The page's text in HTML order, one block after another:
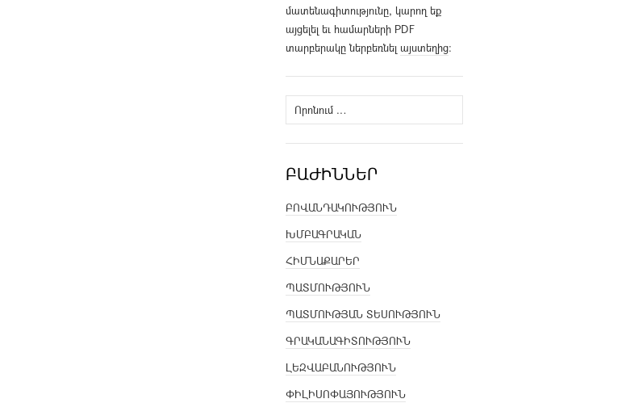
մատենագիտությունը, կարող եք
այցելել եւ համարների PDF
տարբերակը ներբեռնել այստեղից։
Որոնել՝
ԲԱԺԻՆՆԵՐ
ԲՈՎԱՆԴԱԿՈՒԹՅՈՒՆ
ԽՄԲԱԳՐԱԿԱՆ
ՀԻՄՆԱՔԱՐԵՐ
ՊԱՏՄՈՒԹՅՈՒՆ
ՊԱՏՄՈՒԹՅԱՆ ՏԵՍՈՒԹՅՈՒՆ
ԳՐԱԿԱՆԱԳԻՏՈՒԹՅՈՒՆ
ԼԵԶՎԱԲԱՆՈՒԹՅՈՒՆ
ՓԻԼԻՍՈՓԱՅՈՒԹՅՈՒՆ